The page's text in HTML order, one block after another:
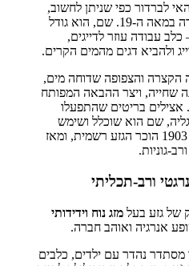
לברדור כפי שניתן לחשוב,
שבקנדה במאה ה-19. שם, הוא גודל
כלב עבודה עוזר לדייגים,
ולהביא דגים מהמים הקרים.
הקצרה והצפופה שדוחה מים,
שחייה, ויצר ההבאה המפותח
אצילים בריטים שהתפעלו
שם הוא שוכלל ושימש
בעיקר לציד עופות מים. בשנת 1903 הוכר הגזע רשמית, ומאז
גוניות.
ורב-תכליתי
של גזע בעל מזג נוח וידידותי
אנרגיה ואוהב חברה.
מסתדר נהדר עם ילדים, כלבים